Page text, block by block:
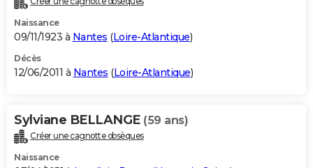
Naissance
09/11/1923 à Nantes (Loire-Atlantique)
Décès
12/06/2011 à Nantes (Loire-Atlantique)
Sylviane BELLANGE (59 ans)
Créer une cagnotte obsèques
Naissance